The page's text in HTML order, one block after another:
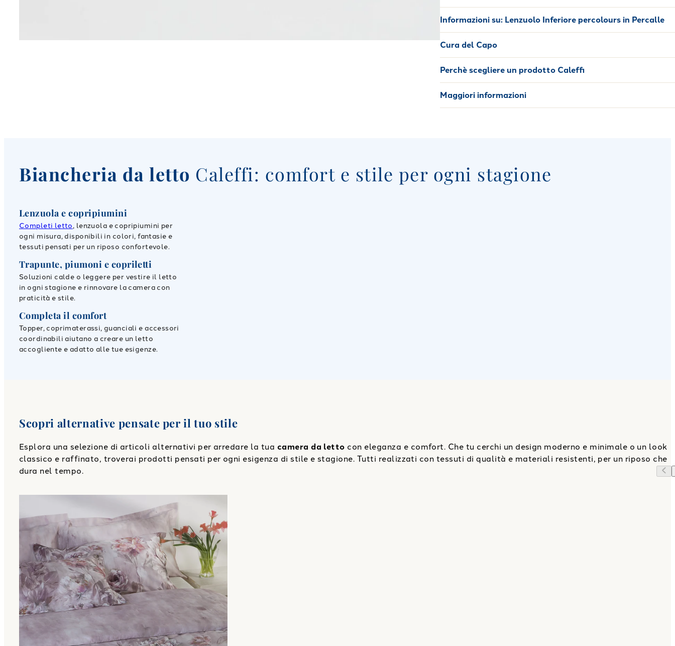
Informazioni su: Lenzuolo Inferiore percolours in Percalle
Cura del Capo
Perchè scegliere un prodotto Caleffi
Maggiori informazioni
Biancheria da letto Caleffi: comfort e stile per ogni stagione
Lenzuola e copripiumini
Completi letto, lenzuola e copripiumini per
ogni misura, disponibili in colori, fantasie e
tessuti pensati per un riposo confortevole.
Trapunte, piumoni e copriletti
Soluzioni calde o leggere per vestire il letto
in ogni stagione e rinnovare la camera con
praticità e stile.
Completa il comfort
Topper, coprimaterassi, guanciali e accessori
coordinabili aiutano a creare un letto
accogliente e adatto alle tue esigenze.
Scopri alternative pensate per il tuo stile
Esplora una selezione di articoli alternativi per arredare la tua camera da letto con eleganza e comfort. Che tu cerchi un design moderno e minimale o un look
classico e raffinato, troverai prodotti pensati per ogni esigenza di stile e stagione. Tutti realizzati con tessuti di qualità e materiali resistenti, per un riposo che
dura nel tempo.
Copripiumino con federe dipinto di fiori Floreale in Percalle